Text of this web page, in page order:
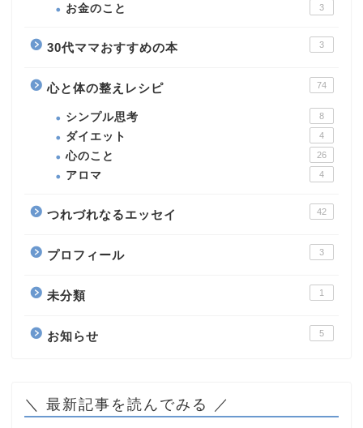
お金のこと 3
30代ママおすすめの本 3
心と体の整えレシピ 74
シンプル思考 8
ダイエット 4
心のこと 26
アロマ 4
つれづれなるエッセイ 42
プロフィール 3
未分類 1
お知らせ 5
＼ 最新記事を読んでみる ／